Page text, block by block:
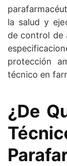
la salud y
de control de
protección
técnico en
¿De